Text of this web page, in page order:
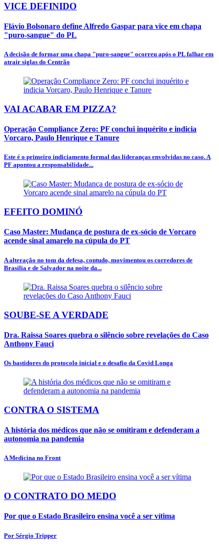
VICE DEFINIDO
Flávio Bolsonaro define Alfredo Gaspar para vice em chapa
"puro-sangue" do PL
A decisão de formar uma chapa "puro-sangue" ocorreu após o PL falhar em
atrair siglas do Centrão
VAI ACABAR EM PIZZA?
Operação Compliance Zero: PF conclui inquérito e indicia
Vorcaro, Paulo Henrique e Tanure
Este é o primeiro indiciamento formal das lideranças envolvidas no caso. A
PF apontou a responsabilidade...
EFEITO DOMINÓ
Caso Master: Mudança de postura de ex-sócio de Vorcaro
acende sinal amarelo na cúpula do PT
A alteração no tom da defesa, contudo, movimentou os corredores de
Brasília e de Salvador na noite da...
SOUBE-SE A VERDADE
Dra. Raissa Soares quebra o silêncio sobre revelações do Caso
Anthony Fauci
Os bastidores do protocolo inicial e o desafio da Covid Longa
CONTRA O SISTEMA
A história dos médicos que não se omitiram e defenderam a
autonomia na pandemia
A Medicina no Front
O CONTRATO DO MEDO
Por que o Estado Brasileiro ensina você a ser vítima
Por Sérgio Tripper